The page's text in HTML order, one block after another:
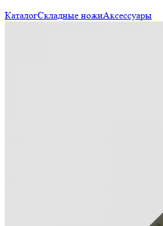
КаталогСкладные ножиАксессуары